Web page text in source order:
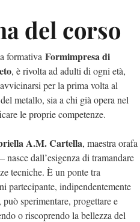
del corso
formativa Formimpresa di
, è rivolta ad adulti di ogni età,
per la prima volta al
metallo, sia a chi già opera nel
le proprie competenze.
A.M. Cartella, maestra orafa
– nasce dall’esigenza di tramandare
tecniche. È un ponte tra
partecipante, indipendentemente
sperimentare, progettare e
o riscoprendo la bellezza del